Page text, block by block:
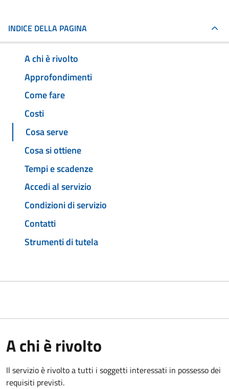
INDICE DELLA PAGINA
A chi è rivolto
Approfondimenti
Come fare
Costi
Cosa serve
Cosa si ottiene
Tempi e scadenze
Accedi al servizio
Condizioni di servizio
Contatti
Strumenti di tutela
A chi è rivolto
Il servizio è rivolto a tutti i soggetti interessati in possesso dei
requisiti previsti.